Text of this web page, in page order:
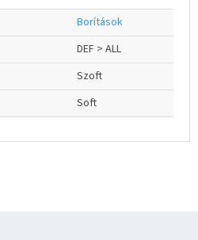
Borítások
DEF > ALL
Szoft
Soft